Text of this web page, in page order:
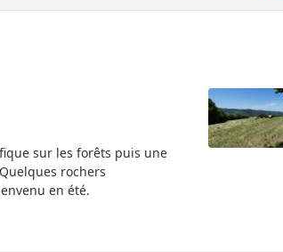
sur les forêts puis une
rochers
en été.